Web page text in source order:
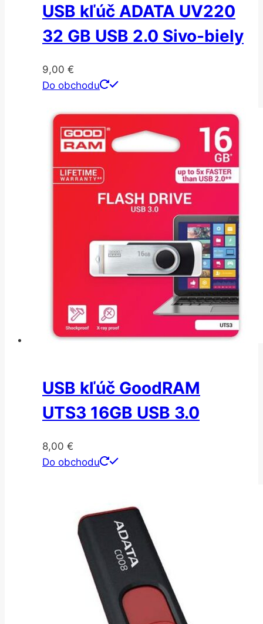
USB kľúč ADATA UV220
32 GB USB 2.0 Sivo-biely
9,00 €
Do obchodu
USB kľúč GoodRAM
UTS3 16GB USB 3.0
8,00 €
Do obchodu